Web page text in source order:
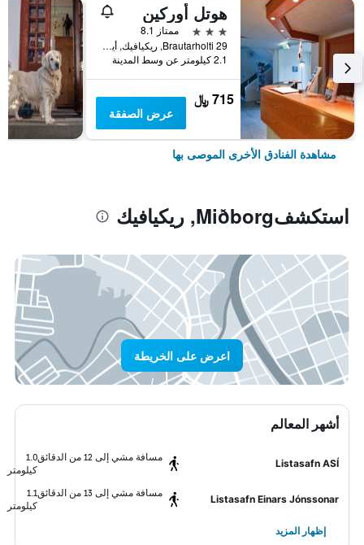
هوتل أوركين
3 نجوم
ممتاز 8.1
Brautarholti 29, ريكيافيك, أيسلندا
2.1 كيلومتر عن وسط المدينة
715 ﷼
عرض الصفقة
مشاهدة الفنادق الأخرى الموصى بها
استكشفMiðborg, ريكيافيك
اعرض على الخريطة
أشهر المعالم
Listasafn ASÍ
مسافة مشي إلى 12 من الدقائق
1.0
كيلومتر
Listasafn Einars Jónssonar
مسافة مشي إلى 13 من الدقائق
1.1
كيلومتر
إظهار المزيد